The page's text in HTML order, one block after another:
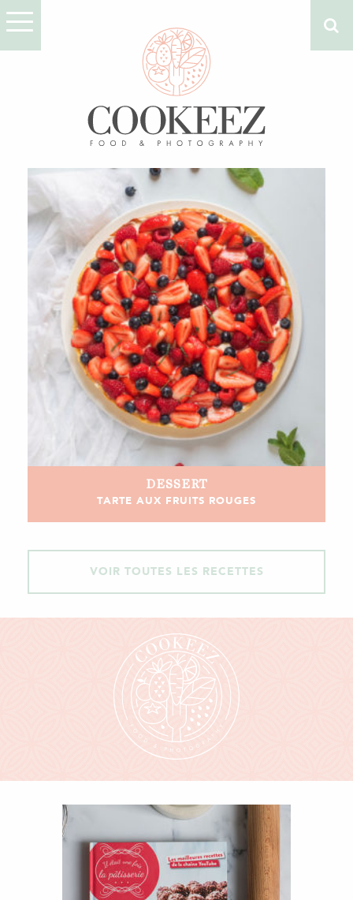
DESSERT
TARTE AUX FRUITS ROUGES
VOIR TOUTES LES RECETTES